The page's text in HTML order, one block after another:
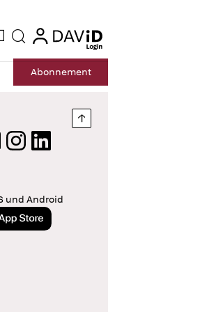
Suche login
Abonnement
Nach oben springen
Instagram
LinkedIn
und Android
im App Store